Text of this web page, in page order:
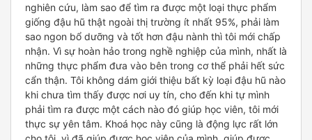
nghiên cứu, làm sao để tìm ra được một loại thực phẩm
giống đậu hũ thật ngoài thị trường ít nhất 95%, phải làm
sao ngon bổ dưỡng và tốt hơn đậu nành thì tôi mới chấp
nhận. Vì sự hoàn hảo trong nghề nghiệp của mình, nhất là
những thực phẩm đưa vào bên trong cơ thể phải hết sức
cẩn thận. Tôi không dám giới thiệu bất kỳ loại đậu hũ nào
khi chưa tìm thấy được nơi uy tín, cho đến khi tự mình
phải tìm ra được một cách nào đó giúp học viên, tôi mới
thực sự yên tâm. Khoá học này cũng là động lực rất lớn